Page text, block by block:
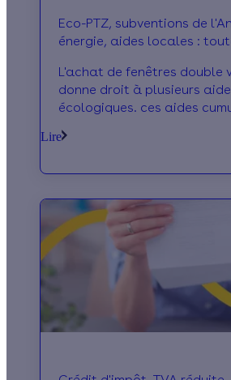
Eco-PTZ, subventions de
énergie, aides locales :
L'achat de fenêtres double
donne droit à plusieurs
écologiques. ces aides
d'achat des fene^tres.
Lire